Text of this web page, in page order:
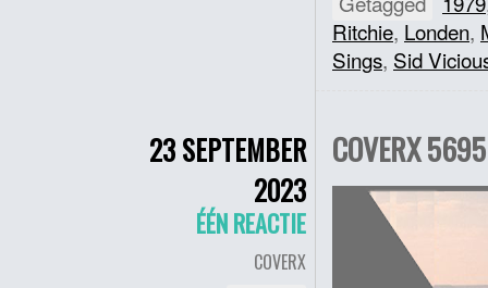
Ritchie, Londen,
Sings, Sid
23 SEPTEMBER
2023
ÉÉN REACTIE
COVERX
COVERX